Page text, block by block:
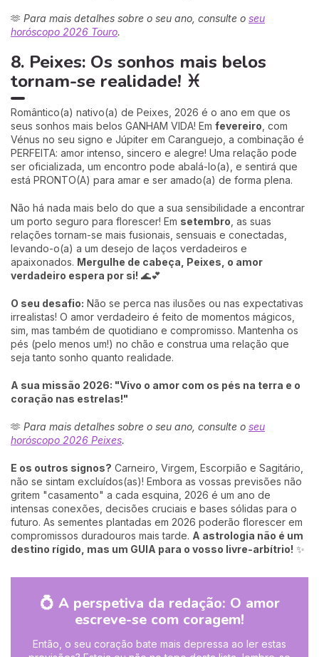
🫶 Para mais detalhes sobre o seu ano, consulte o seu
horóscopo 2026 Touro.
8. Peixes: Os sonhos mais belos
tornam-se realidade! ♓
Romântico(a) nativo(a) de Peixes, 2026 é o ano em que os
seus sonhos mais belos GANHAM VIDA! Em fevereiro , com
Vénus no seu signo e Júpiter em Caranguejo, a combinação é
PERFEITA: amor intenso, sincero e alegre! Uma relação pode
ser oficializada, um encontro pode abalá-lo(a), e sentirá que
está PRONTO(A) para amar e ser amado(a) de forma plena.
Não há nada mais belo do que a sua sensibilidade a encontrar
um porto seguro para florescer! Em setembro , as suas
relações tornam-se mais fusionais, sensuais e conectadas,
levando-o(a) a um desejo de laços verdadeiros e
apaixonados. Mergulhe de cabeça, Peixes, o amor
verdadeiro espera por si! 🌊💕
O seu desafio: Não se perca nas ilusões ou nas expectativas
irrealistas! O amor verdadeiro é feito de momentos mágicos,
sim, mas também de quotidiano e compromisso. Mantenha os
pés (pelo menos um!) no chão e construa uma relação que
seja tanto sonho quanto realidade.
A sua missão 2026: "Vivo o amor com os pés na terra e o
coração nas estrelas!"
🫶 Para mais detalhes sobre o seu ano, consulte o seu
horóscopo 2026 Peixes.
E os outros signos? Carneiro, Virgem, Escorpião e Sagitário,
não se sintam excluídos(as)! Embora as vossas previsões não
gritem "casamento" a cada esquina, 2026 é um ano de
intensas conexões, decisões cruciais e bases sólidas para o
futuro. As sementes plantadas em 2026 poderão florescer em
compromissos duradouros mais tarde. A astrologia não é um
destino rígido, mas um GUIA para o vosso livre-arbítrio! ✨
💍 A perspetiva da redação: O amor
escreve-se com coragem!
Então, o seu coração bate mais depressa ao ler estas